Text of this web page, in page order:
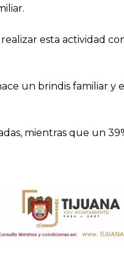
esta actividad
un brindis familiar y
mientras que un